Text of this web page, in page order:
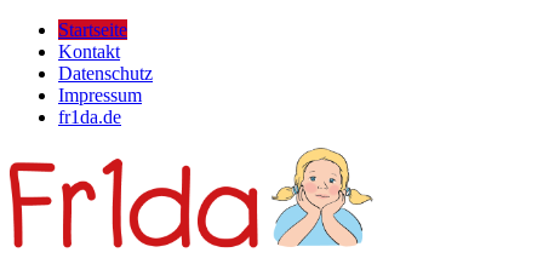
Startseite
Kontakt
Datenschutz
Impressum
fr1da.de